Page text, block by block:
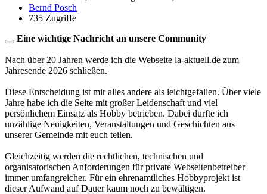
Bernd Posch
735 Zugriffe
Eine wichtige Nachricht an unsere Community
Nach über 20 Jahren werde ich die Webseite la-aktuell.de zum
Jahresende 2026 schließen.
Diese Entscheidung ist mir alles andere als leichtgefallen. Über viele
Jahre habe ich die Seite mit großer Leidenschaft und viel
persönlichem Einsatz als Hobby betrieben. Dabei durfte ich
unzählige Neuigkeiten, Veranstaltungen und Geschichten aus
unserer Gemeinde mit euch teilen.
Gleichzeitig werden die rechtlichen, technischen und
organisatorischen Anforderungen für private Webseitenbetreiber
immer umfangreicher. Für ein ehrenamtliches Hobbyprojekt ist
dieser Aufwand auf Dauer kaum noch zu bewältigen.